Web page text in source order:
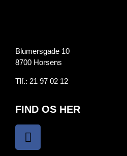
Blumersgade 10
8700 Horsens
Tlf.: 21 97 02 12
FIND OS HER